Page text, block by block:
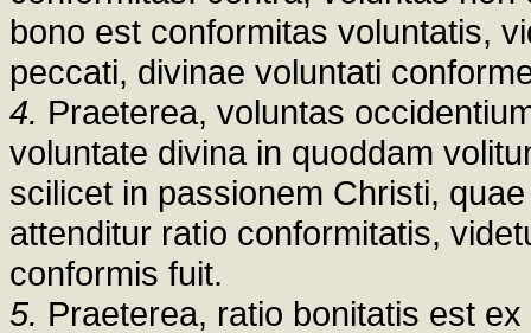
bono est conformitas voluntatis,
peccati, divinae voluntati
4. Praeterea, voluntas
voluntate divina in quoddam
scilicet in passionem Christi,
attenditur ratio conformitatis,
conformis fuit.
5. Praeterea, ratio bonitatis est